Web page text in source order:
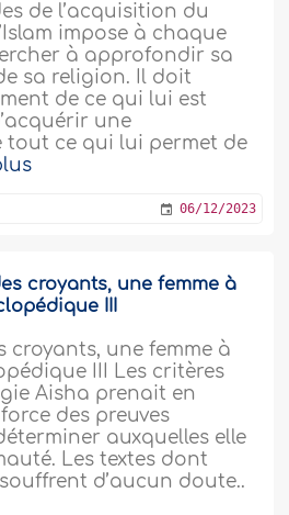
de l’acquisition du
impose à chaque
à approfondir sa
sa religion. Il doit
de ce qui lui est
une
tout ce qui lui permet de
06/12/2023
croyants, une femme à
III
croyants, une femme à
III Les critères
Aisha prenait en
des preuves
auxquelles elle
Les textes dont
d’aucun doute..